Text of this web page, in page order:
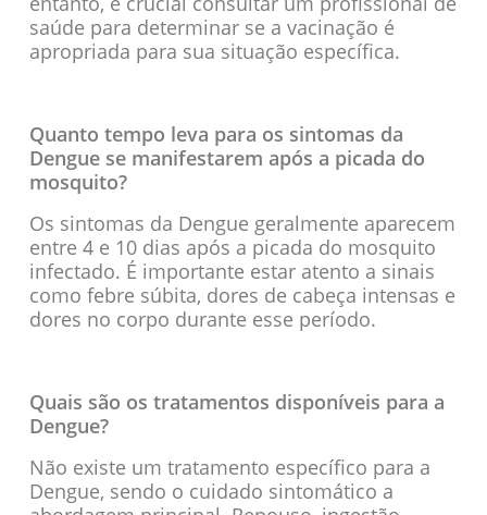
saúde para determinar se a vacinação é
apropriada para sua situação específica.
Quanto tempo leva para os sintomas da
Dengue se manifestarem após a picada do
mosquito?
Os sintomas da Dengue geralmente aparecem
entre 4 e 10 dias após a picada do mosquito
infectado. É importante estar atento a sinais
como febre súbita, dores de cabeça intensas e
dores no corpo durante esse período.
Quais são os tratamentos disponíveis para a
Dengue?
Não existe um tratamento específico para a
Dengue, sendo o cuidado sintomático a